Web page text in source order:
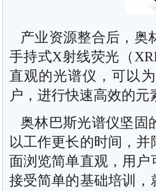
产业资源整合后，奥
手持式X射线荧光（
直观的光谱仪，可以
户，进行快速高效的
奥林巴斯光谱仪坚固
以工作更长的时间，
面浏览简单直观，用
接受简单的基础培训